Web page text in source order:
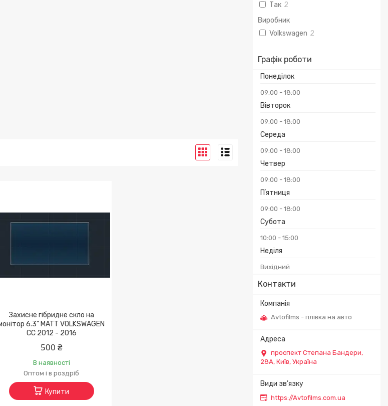
Так 2
Виробник
Volkswagen 2
Графік роботи
Понеділок
09:00 18:00
Вівторок
09:00 18:00
Середа
09:00 18:00
Четвер
09:00 18:00
Пʼятниця
09:00 18:00
Субота
10:00 15:00
Неділя
Вихідний
Контакти
Avtofilms - плівка на авто
проспект Степана Бандери,
28А, Київ, Україна
https://Avtofilms.com.ua
Захисне гібридне скло на
6.3" MATT VOLKSWAGEN
CC 2012 - 2016
500 ₴
В наявності
Оптом і в роздріб
Купити